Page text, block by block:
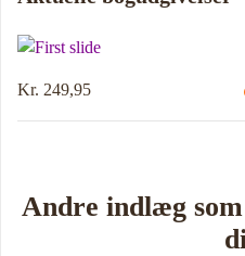
Kr. 249,95
Andre indlæg